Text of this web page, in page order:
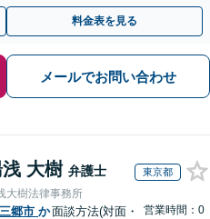
東池袋駅5分】
料金表を見る
メールでお問い合わせ
大樹 弁護士 東京都
大樹法律事務所
三郷市 か面談方法(対面・
営業時間：0